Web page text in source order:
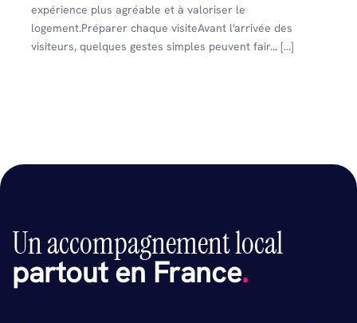
expérience plus agréable et à valoriser le
logement.Préparer chaque visiteAvant l'arrivée des
visiteurs, quelques gestes simples peuvent fair... [...]
Un accompagnement local
partout en France.